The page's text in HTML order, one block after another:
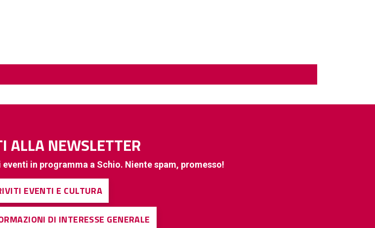
ALLA NEWSLETTER
in programma a Schio. Niente spam, promesso!
EVENTI E CULTURA
DI INTERESSE GENERALE